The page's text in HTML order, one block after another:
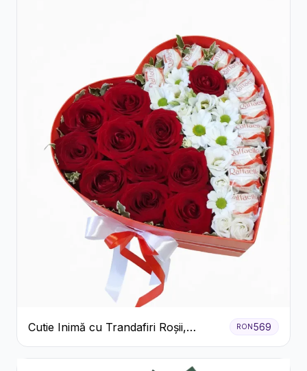
Cutie Inimă cu Trandafiri Roșii,
Crizanteme Albe și Bomboane
Raffaello
RON 569